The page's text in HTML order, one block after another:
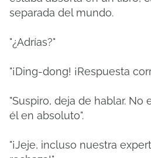
separada del mundo.
"¿Adrías?"
"¡Ding-dong! ¡Respuesta
"Suspiro, deja de hablar. No
él en absoluto".
"¡Jeje, incluso nuestra